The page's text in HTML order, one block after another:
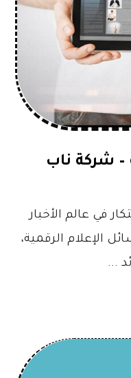
– شركة ناب
في عالم الأخبار
الإعلام الرقمية،
...